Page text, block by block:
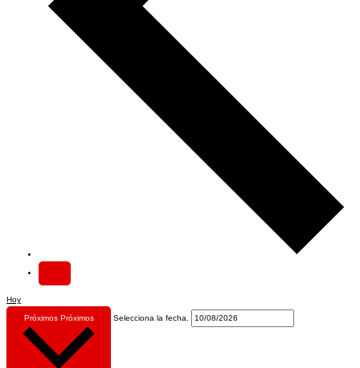
Hoy
Próximos Próximos Selecciona la fecha.